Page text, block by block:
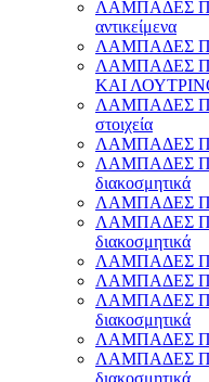
ΛΑΜΠΑΔΕΣ
αντικείμενα
ΛΑΜΠΑΔΕΣ
ΛΑΜΠΑΔΕΣ
ΚΑΙ
ΛΑΜΠΑΔΕΣ
στοιχεία
ΛΑΜΠΑΔΕΣ
ΛΑΜΠΑΔΕΣ
διακοσμητικά
ΛΑΜΠΑΔΕΣ
ΛΑΜΠΑΔΕΣ
διακοσμητικά
ΛΑΜΠΑΔΕΣ
ΛΑΜΠΑΔΕΣ
ΛΑΜΠΑΔΕΣ
διακοσμητικά
ΛΑΜΠΑΔΕΣ
ΛΑΜΠΑΔΕΣ
διακοσμητικά